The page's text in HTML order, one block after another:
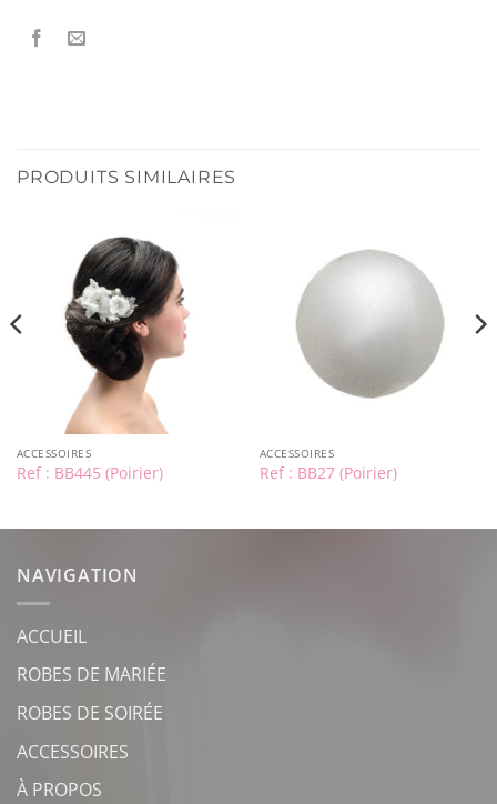
PRODUITS SIMILAIRES
ACCESSOIRES
Ref : BB445 (Poirier)
ACCESSOIRES
Ref : BB27 (Poirier)
NAVIGATION
ACCUEIL
ROBES DE MARIÉE
ROBES DE SOIRÉE
ACCESSOIRES
À PROPOS